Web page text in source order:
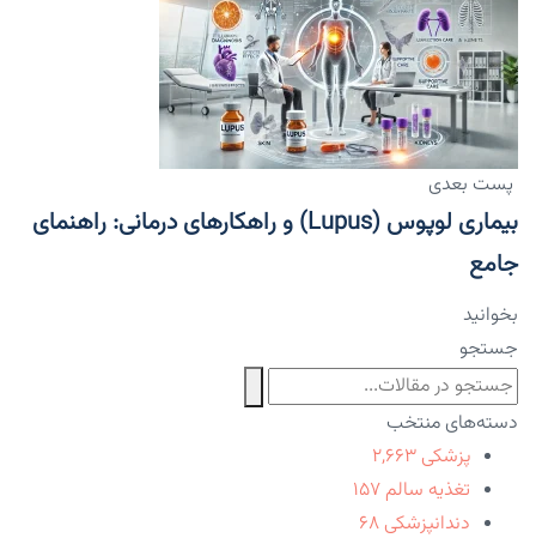
پست بعدی
بیماری لوپوس (Lupus) و راهکارهای درمانی: راهنمای
جامع
بخوانید
جستجو
دسته‌های منتخب
پزشکی ۲,۶۶۳
تغذیه سالم ۱۵۷
دندانپزشکی ۶۸